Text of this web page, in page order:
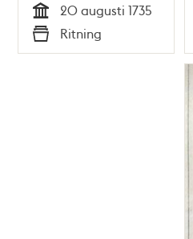
Tid
20 augusti 1735
Typ
Ritning